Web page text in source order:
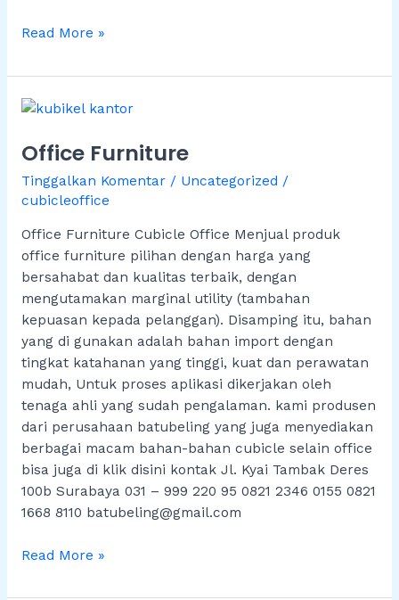
Read More »
Office Furniture
Tinggalkan Komentar / Uncategorized /
cubicleoffice
Office Furniture Cubicle Office Menjual produk
office furniture pilihan dengan harga yang
bersahabat dan kualitas terbaik, dengan
mengutamakan marginal utility (tambahan
kepuasan kepada pelanggan). Disamping itu, bahan
yang di gunakan adalah bahan import dengan
tingkat katahanan yang tinggi, kuat dan perawatan
mudah, Untuk proses aplikasi dikerjakan oleh
tenaga ahli yang sudah pengalaman. kami produsen
dari perusahaan batubeling yang juga menyediakan
berbagai macam bahan-bahan cubicle selain office
bisa juga di klik disini kontak Jl. Kyai Tambak Deres
100b Surabaya 031 – 999 220 95 0821 2346 0155 0821
1668 8110 batubeling@gmail.com
Office
Read More »